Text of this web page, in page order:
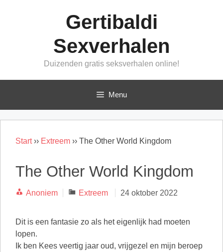
Gertibaldi
Sexverhalen
Duizenden gratis seksverhalen online!
Menu
Start›› Extreem ›› The Other World Kingdom
The Other World Kingdom
Anoniem Categorieën
Extreem 24 oktober 2022
Dit is een fantasie zo als het eigenlijk had moeten
lopen.
Ik ben Kees veertig jaar oud, vrijgezel en mijn beroep